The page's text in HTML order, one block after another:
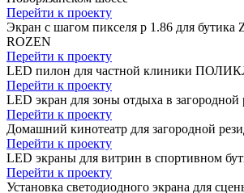
Перейти к проекту
Экран с шагом пикселя p 1.86 для
ROZEN
Перейти к проекту
LED пилон для частной клиники
Перейти к проекту
LED экран для зоны отдыха в загородной
Перейти к проекту
Домашний кинотеатр для загородной
Перейти к проекту
LED экраны для витрин в спортивном
Перейти к проекту
Установка светодиодного экрана для